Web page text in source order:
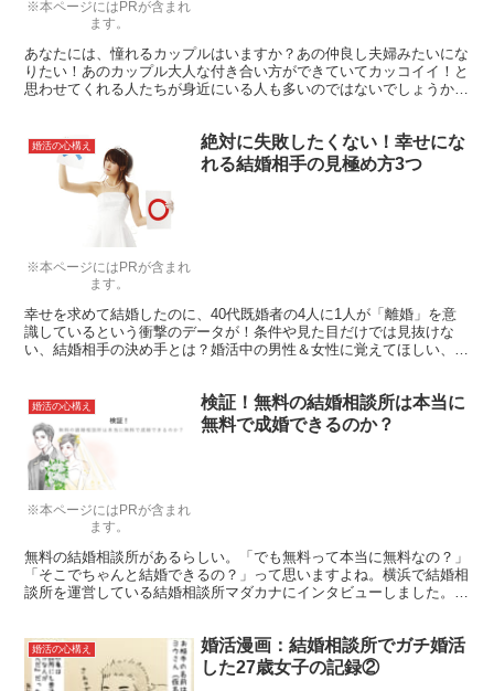
※本ページにはPRが含まれ
ます。
あなたには、憧れるカップルはいますか？あの仲良し夫婦みたいにな
りたい！あのカップル大人な付き合い方ができていてカッコイイ！と
思わせてくれる人たちが身近にいる人も多いのではないでしょうか。
※本ページにはPRが含まれ
ます。
婚活の心構え
絶対に失敗したくない！幸せにな
れる結婚相手の見極め方3つ
幸せを求めて結婚したのに、40代既婚者の4人に1人が「離婚」を意
識しているという衝撃のデータが！条件や見た目だけでは見抜けな
い、結婚相手の決め手とは？婚活中の男性＆女性に覚えてほしい、絶
※本ページにはPRが含まれ
ます。
婚活の心構え
検証！無料の結婚相談所は本当に
無料で成婚できるのか？
無料の結婚相談所があるらしい。「でも無料って本当に無料なの？」
「そこでちゃんと結婚できるの？」って思いますよね。横浜で結婚相
談所を運営している結婚相談所マダカナにインタビューしました。
婚活の心構え
婚活漫画：結婚相談所でガチ婚活
した27歳女子の記録②